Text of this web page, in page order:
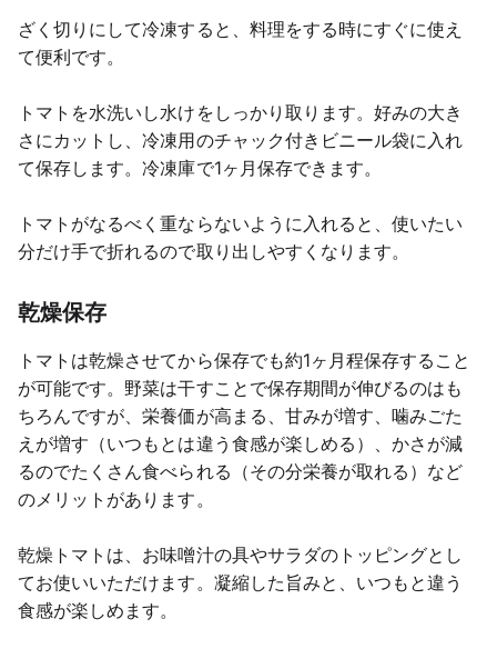
ざく切りにして冷凍すると、料理をする時にすぐに使え
て便利です。
トマトを水洗いし水けをしっかり取ります。好みの大き
さにカットし、冷凍用のチャック付きビニール袋に入れ
て保存します。冷凍庫で1ヶ月保存できます。
トマトがなるべく重ならないように入れると、使いたい
分だけ手で折れるので取り出しやすくなります。
乾燥保存
トマトは乾燥させてから保存でも約1ヶ月程保存すること
が可能です。野菜は干すことで保存期間が伸びるのはも
ちろんですが、栄養価が高まる、甘みが増す、噛みごた
えが増す（いつもとは違う食感が楽しめる）、かさが減
るのでたくさん食べられる（その分栄養が取れる）など
のメリットがあります。
乾燥トマトは、お味噌汁の具やサラダのトッピングとし
てお使いいただけます。凝縮した旨みと、いつもと違う
食感が楽しめます。